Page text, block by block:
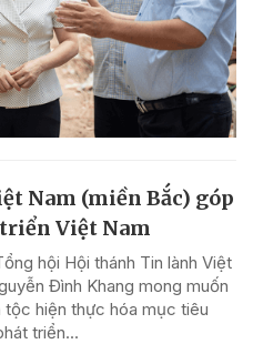
Nam (miền Bắc) góp
Việt Nam
hội Hội thánh Tin lành Việt
Đình Khang mong muốn
tộc hiện thực hóa mục tiêu
triển...